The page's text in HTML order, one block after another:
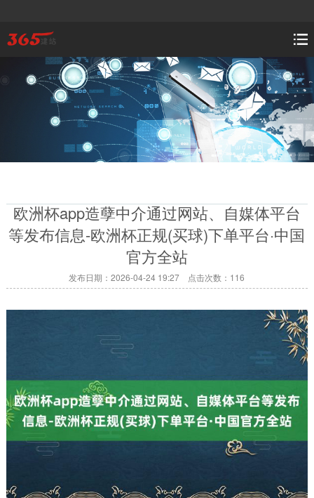
欧洲杯app造孽中介通过网站、自媒体平台
等发布信息-欧洲杯正规(买球)下单平台·中国
官方全站
发布日期：2026-04-24 19:27 点击次数：116